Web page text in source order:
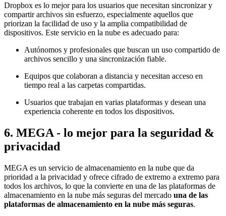
Dropbox es lo mejor para los usuarios que necesitan sincronizar y
compartir archivos sin esfuerzo, especialmente aquellos que
priorizan la facilidad de uso y la amplia compatibilidad de
dispositivos. Este servicio en la nube es adecuado para:
Autónomos y profesionales que buscan un uso compartido de
archivos sencillo y una sincronización fiable.
Equipos que colaboran a distancia y necesitan acceso en
tiempo real a las carpetas compartidas.
Usuarios que trabajan en varias plataformas y desean una
experiencia coherente en todos los dispositivos.
6. MEGA - lo mejor para la seguridad &
privacidad
MEGA es un servicio de almacenamiento en la nube que da
prioridad a la privacidad y ofrece cifrado de extremo a extremo para
todos los archivos, lo que la convierte en una de las plataformas de
almacenamiento en la nube más seguras del mercado una de las
plataformas de almacenamiento en la nube más seguras.